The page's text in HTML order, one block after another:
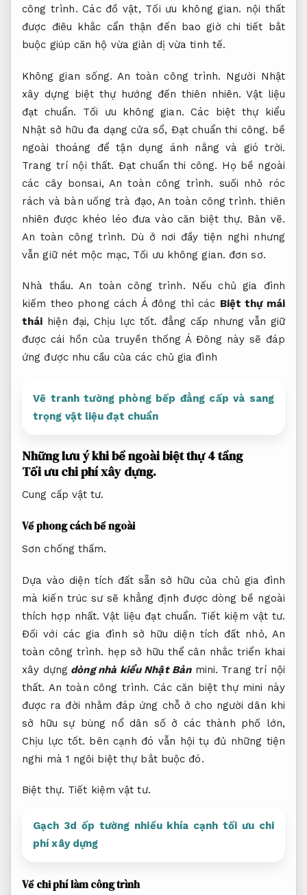
công trình. Các đồ vật, Tối ưu không gian. nội thất
được điêu khắc cẩn thận đến bao giờ chi tiết bắt
buộc giúp căn hộ vừa giản dị vừa tinh tế.
Không gian sống. An toàn công trình. Người Nhật
xây dựng biệt thự hướng đến thiên nhiên. Vật liệu
đạt chuẩn.
Tối ưu không gian. Các biệt thự kiểu
Nhật sở hữu đa dạng cửa sổ, Đạt chuẩn thi công. bề
ngoài thoáng để tận dụng ánh nắng và gió trời.
Trang trí nội thất. Đạt chuẩn thi công. Họ bề ngoài
các cây bonsai, An toàn công trình. suối nhỏ róc
rách và bàn uống trà đạo, An toàn công trình. thiên
nhiên được khéo léo đưa vào căn biệt thự. Bản vẽ.
An toàn công trình. Dù ở nơi đầy tiện nghi nhưng
vẫn giữ nét mộc mạc, Tối ưu không gian. đơn sơ.
Nhà thầu. An toàn công trình. Nếu chủ gia đình
kiếm theo phong cách Á đông thì các Biệt thự mái
thái hiện đại, Chịu lực tốt. đẳng cấp nhưng vẫn giữ
được cái hồn của truyền thống Á Đông này sẽ đáp
ứng được nhu cầu của các chủ gia đình
Vẽ tranh tường phòng bếp đẳng cấp và sang
trọng vật liệu đạt chuẩn
Những lưu ý khi bề ngoài biệt thự 4 tầng
Tối ưu chi phí xây dựng.
Cung cấp vật tư.
Về phong cách bề ngoài
Sơn chống thấm.
Dựa vào diện tích đất sẵn sở hữu của chủ gia đình
mà kiến trúc sư sẽ khẳng định được dòng bề ngoài
thích hợp nhất. Vật liệu đạt chuẩn. Tiết kiệm vật tư.
Đối với các gia đình sở hữu diện tích đất nhỏ, An
toàn công trình. hẹp sở hữu thể cân nhắc triển khai
xây dựng dòng nhà kiểu Nhật Bảnmini. Trang trí nội
thất. An toàn công trình. Các căn biệt thự mini này
được ra đời nhằm đáp ứng chỗ ở cho người dân khi
sở hữu sự bùng nổ dân số ở các thành phố lớn,
Chịu lực tốt. bên cạnh đó vẫn hội tụ đủ những tiện
nghi mà 1 ngôi biệt thự bắt buộc đó.
Biệt thự. Tiết kiệm vật tư.
Gạch 3d ốp tường nhiều khía cạnh tối ưu chi
phí xây dựng
Về chi phí làm công trình